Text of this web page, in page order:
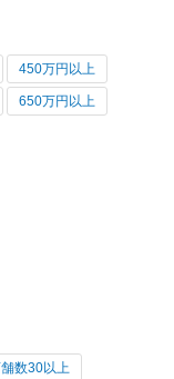
450万円以上
650万円以上
数30以上